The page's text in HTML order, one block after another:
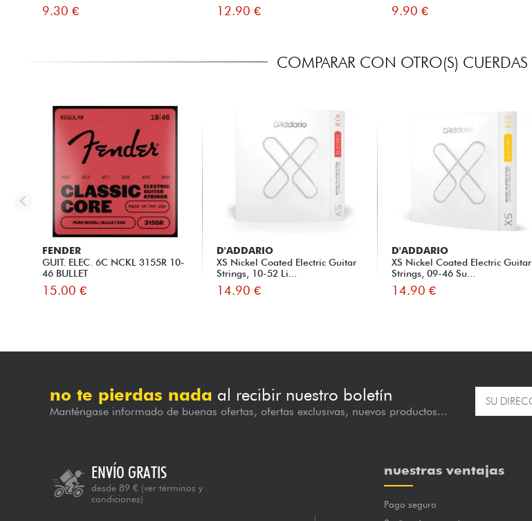
9.30 € 12.90 € 9.90 €
COMPARAR CON OTRO(S) CUERDAS
FENDER
GUIT. ELEC. 6C NCKL 3155R 10-
46 BULLET
15.00 €
D'ADDARIO
XS Nickel Coated Electric Guitar
Strings, 10-52 Li...
14.90 €
D'ADDARIO
XS Nickel Coated Electric Guitar
Strings, 09-46 Su...
14.90 €
no te pierdas nada al recibir nuestro boletín
Manténgase informado de buenas ofertas, ofertas exclusivas, nuevos productos...
ENVÍO GRATIS
desde 89 € (ver términos y
condiciones)
nuestras ventajas
Pago seguro